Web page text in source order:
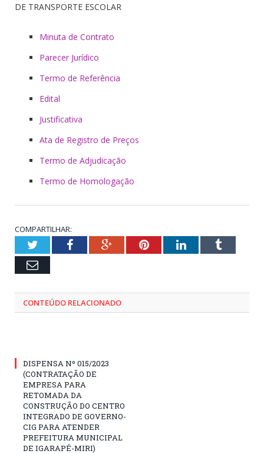
DE TRANSPORTE ESCOLAR
Minuta de Contrato
Parecer Jurídico
Termo de Referência
Edital
Justificativa
Ata de Registro de Preços
Termo de Adjudicação
Termo de Homologação
COMPARTILHAR:
TwitterFacebookGoogle+PinterestLinkedInTumblr
Email
CONTEÚDO RELACIONADO
DISPENSA Nº 015/2023
(CONTRATAÇÃO DE
EMPRESA PARA
RETOMADA DA
CONSTRUÇÃO DO CENTRO
INTEGRADO DE GOVERNO-
CIG PARA ATENDER
PREFEITURA MUNICIPAL
DE IGARAPÉ-MIRI)